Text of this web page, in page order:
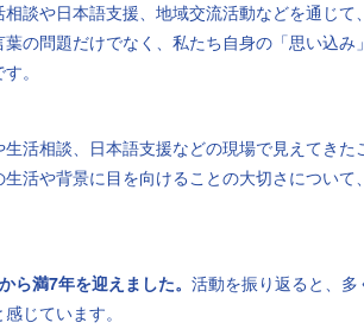
談や日本語支援、地域交流活動などを通じて
の問題だけでなく、私たち自身の「思い込
。
活相談、日本語支援などの現場で見えてき
活や背景に目を向けることの大切さについ
ら満7年を迎えました。 活動を振り返ると、
じています。